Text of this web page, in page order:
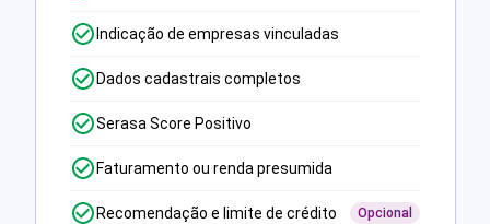
Indicação de empresas vinculadas
Dados cadastrais completos
Serasa Score Positivo
Faturamento ou renda presumida
Recomendação e limite de crédito Opcional